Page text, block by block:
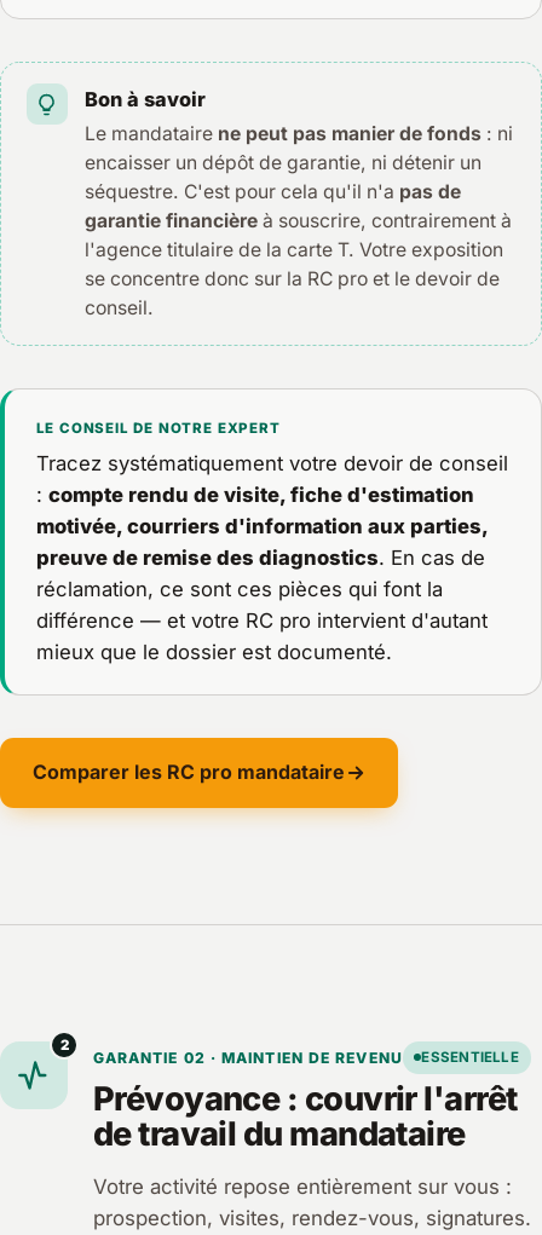
Bon à savoir
Le mandataire ne peut pas manier de fonds : ni
encaisser un dépôt de garantie, ni détenir un
séquestre. C'est pour cela qu'il n'a pas de
garantie financière à souscrire, contrairement à
l'agence titulaire de la carte T. Votre exposition
se concentre donc sur la RC pro et le devoir de
conseil.
LE CONSEIL DE NOTRE EXPERT
Tracez systématiquement votre devoir de conseil
: compte rendu de visite, fiche d'estimation
motivée, courriers d'information aux parties,
preuve de remise des diagnostics. En cas de
réclamation, ce sont ces pièces qui font la
différence — et votre RC pro intervient d'autant
mieux que le dossier est documenté.
Comparer les RC pro mandataire
2
GARANTIE 02 · MAINTIEN DE REVENU ESSENTIELLE
Prévoyance : couvrir l'arrêt
de travail du mandataire
Votre activité repose entièrement sur vous :
prospection, visites, rendez-vous, signatures.